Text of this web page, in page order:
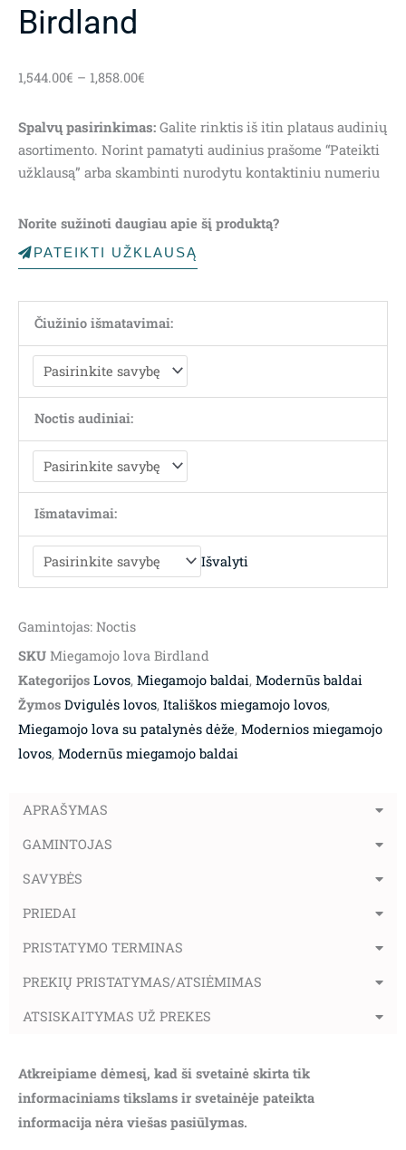
Birdland
1,544.00€ – 1,858.00€
through
1,858.00€
Spalvų pasirinkimas: Galite rinktis iš itin plataus audinių
asortimento. Norint pamatyti audinius prašome “Pateikti
užklausą” arba skambinti nurodytu kontaktiniu numeriu
Norite sužinoti daugiau apie šį produktą?
PATEIKTI UŽKLAUSĄ
Čiužinio išmatavimai:
Noctis audiniai:
Išmatavimai:
Išvalyti
Gamintojas: Noctis
SKU Miegamojo lova Birdland
Kategorijos Lovos, Miegamojo baldai, Modernūs baldai
Žymos Dvigulės lovos, Itališkos miegamojo lovos,
Miegamojo lova su patalynės dėže, Modernios miegamojo
lovos, Modernūs miegamojo baldai
APRAŠYMAS
GAMINTOJAS
SAVYBĖS
PRIEDAI
PRISTATYMO TERMINAS
PREKIŲ PRISTATYMAS/ATSIĖMIMAS
ATSISKAITYMAS UŽ PREKES
Atkreipiame dėmesį, kad ši svetainė skirta tik
informaciniams tikslams ir svetainėje pateikta
informacija nėra viešas pasiūlymas.